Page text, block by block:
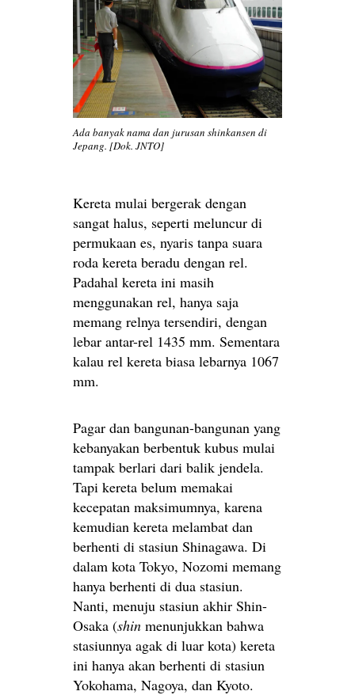
Ada banyak nama dan jurusan shinkansen di
Jepang. [Dok. JNTO]
Kereta mulai bergerak dengan
sangat halus, seperti meluncur di
permukaan es, nyaris tanpa suara
roda kereta beradu dengan rel.
Padahal kereta ini masih
menggunakan rel, hanya saja
memang relnya tersendiri, dengan
lebar antar-rel 1435 mm. Sementara
kalau rel kereta biasa lebarnya 1067
mm.
Pagar dan bangunan-bangunan yang
kebanyakan berbentuk kubus mulai
tampak berlari dari balik jendela.
Tapi kereta belum memakai
kecepatan maksimumnya, karena
kemudian kereta melambat dan
berhenti di stasiun Shinagawa. Di
dalam kota Tokyo, Nozomi memang
hanya berhenti di dua stasiun.
Nanti, menuju stasiun akhir Shin-
Osaka (shin menunjukkan bahwa
stasiunnya agak di luar kota) kereta
ini hanya akan berhenti di stasiun
Yokohama, Nagoya, dan Kyoto.